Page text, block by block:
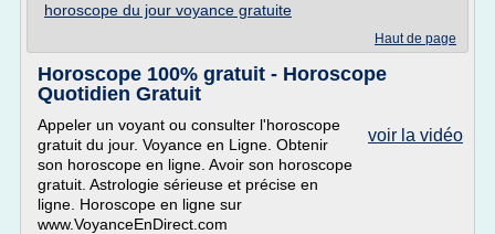
horoscope du jour voyance gratuite
Haut de page
Horoscope 100% gratuit - Horoscope
Quotidien Gratuit
voir la vidéo
Appeler un voyant ou consulter l'horoscope
gratuit du jour. Voyance en Ligne. Obtenir
son horoscope en ligne. Avoir son horoscope
gratuit. Astrologie sérieuse et précise en
ligne. Horoscope en ligne sur
www.VoyanceEnDirect.com